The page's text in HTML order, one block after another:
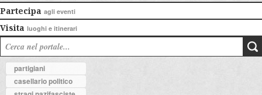
Partecipa agli eventi
Visita luoghi e itinerari
partigiani
casellario politico